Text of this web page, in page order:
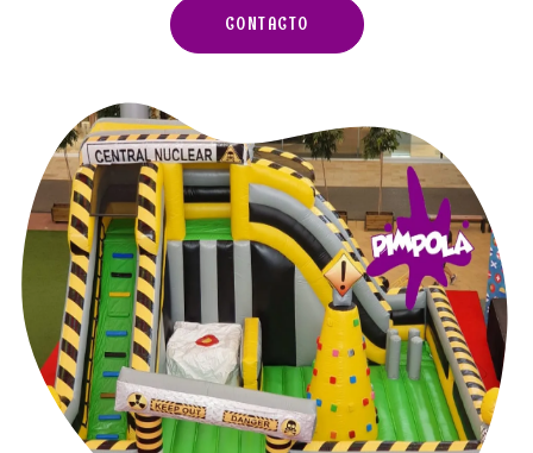
CONTACTO